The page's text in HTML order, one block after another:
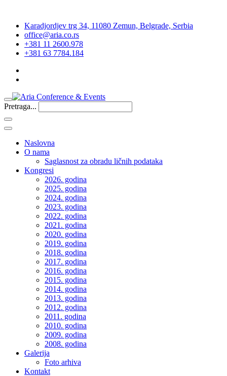
Karadjordjev trg 34, 11080 Zemun, Belgrade, Serbia
office@aria.co.rs
+381 11 2600.978
+381 63 7784.184
Pretraga...
Naslovna
O nama
Saglasnost za obradu ličnih podataka
Kongresi
2026. godina
2025. godina
2024. godina
2023. godina
2022. godina
2021. godina
2020. godina
2019. godina
2018. godina
2017. godina
2016. godina
2015. godina
2014. godina
2013. godina
2012. godina
2011. godina
2010. godina
2009. godina
2008. godina
Galerija
Foto arhiva
Kontakt